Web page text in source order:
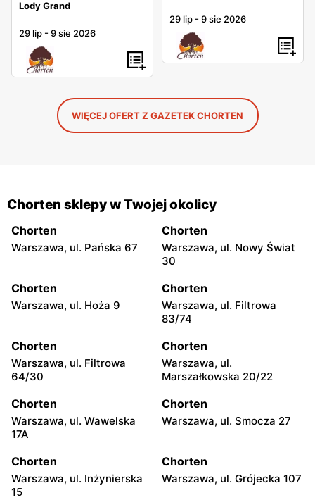
Lody Grand
29 lip -9 sie 2026
29 lip -9 sie 2026
WIĘCEJ OFERT Z GAZETEK CHORTEN
Chorten sklepy w Twojej okolicy
Chorten
Warszawa, ul. Pańska 67
Chorten
Warszawa, ul. Nowy Świat
30
Chorten
Warszawa, ul. Hoża 9
Chorten
Warszawa, ul. Filtrowa
83/74
Chorten
Warszawa, ul. Filtrowa
64/30
Chorten
Warszawa, ul.
Marszałkowska 20/22
Chorten
Warszawa, ul. Wawelska
17A
Chorten
Warszawa, ul. Smocza 27
Chorten
Warszawa, ul. Inżynierska
15
Chorten
Warszawa, ul. Grójecka 107